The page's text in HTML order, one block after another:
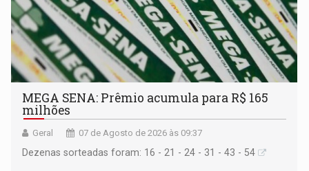
MEGA SENA: Prêmio acumula para R$ 165
milhões
Geral 07 de Agosto de 2026 às 09:37
Dezenas sorteadas foram: 16 - 21 - 24 - 31 - 43 - 54